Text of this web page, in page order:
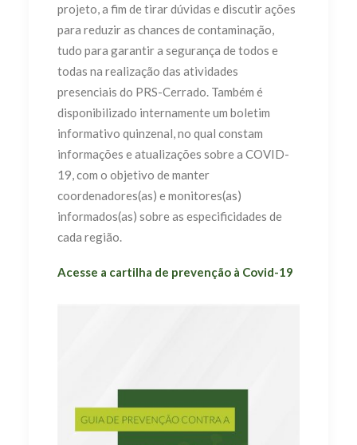
projeto, a fim de tirar dúvidas e discutir ações
para reduzir as chances de contaminação,
tudo para garantir a segurança de todos e
todas na realização das atividades
presenciais do PRS-Cerrado. Também é
disponibilizado internamente um boletim
informativo quinzenal, no qual constam
informações e atualizações sobre a COVID-
19, com o objetivo de manter
coordenadores(as) e monitores(as)
informados(as) sobre as especificidades de
cada região.
Acesse a cartilha de prevenção à Covid-19